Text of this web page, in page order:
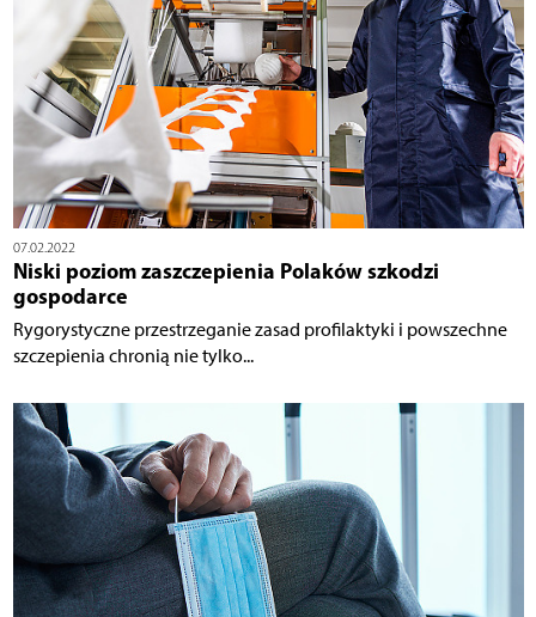
07.02.2022
Niski poziom zaszczepienia Polaków szkodzi
gospodarce
Rygorystyczne przestrzeganie zasad profilaktyki i powszechne
szczepienia chronią nie tylko...